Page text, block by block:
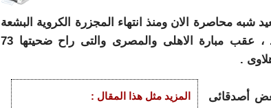
شبه محاصرة الان ومنذ انتهاء المجزرة الكروية البشعة
، عقب مبارة الاهلى والمصرى والتى راح ضحيتها 73
.
المزيد مثل هذا المقال :
أصدقائى